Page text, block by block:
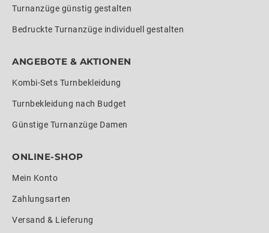
Turnanzüge günstig gestalten
Bedruckte Turnanzüge individuell gestalten
ANGEBOTE & AKTIONEN
Kombi-Sets Turnbekleidung
Turnbekleidung nach Budget
Günstige Turnanzüge Damen
ONLINE-SHOP
Mein Konto
Zahlungsarten
Versand & Lieferung